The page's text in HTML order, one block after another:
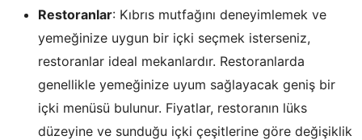
Restoranlar: Kıbrıs mutfağını deneyimlemek ve
yemeğinize uygun bir içki seçmek isterseniz,
restoranlar ideal mekanlardır. Restoranlarda
genellikle yemeğinize uyum sağlayacak geniş bir
içki menüsü bulunur. Fiyatlar, restoranın lüks
düzeyine ve sunduğu içki çeşitlerine göre değişiklik